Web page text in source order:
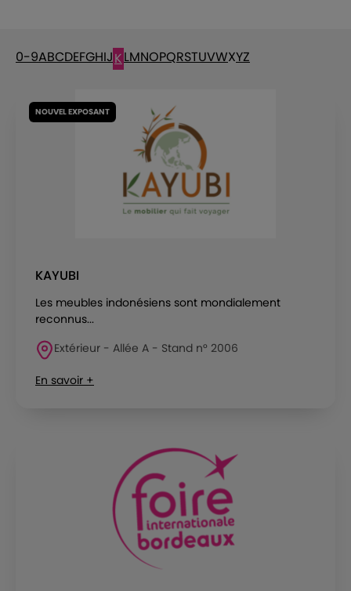
0-9ABCDEFGHIJKLMNOPQRSTUVWXYZ
NOUVEL EXPOSANT
KAYUBI
Les meubles indonésiens sont mondialement
reconnus...
Extérieur - Allée A - Stand n° 2006
En savoir +